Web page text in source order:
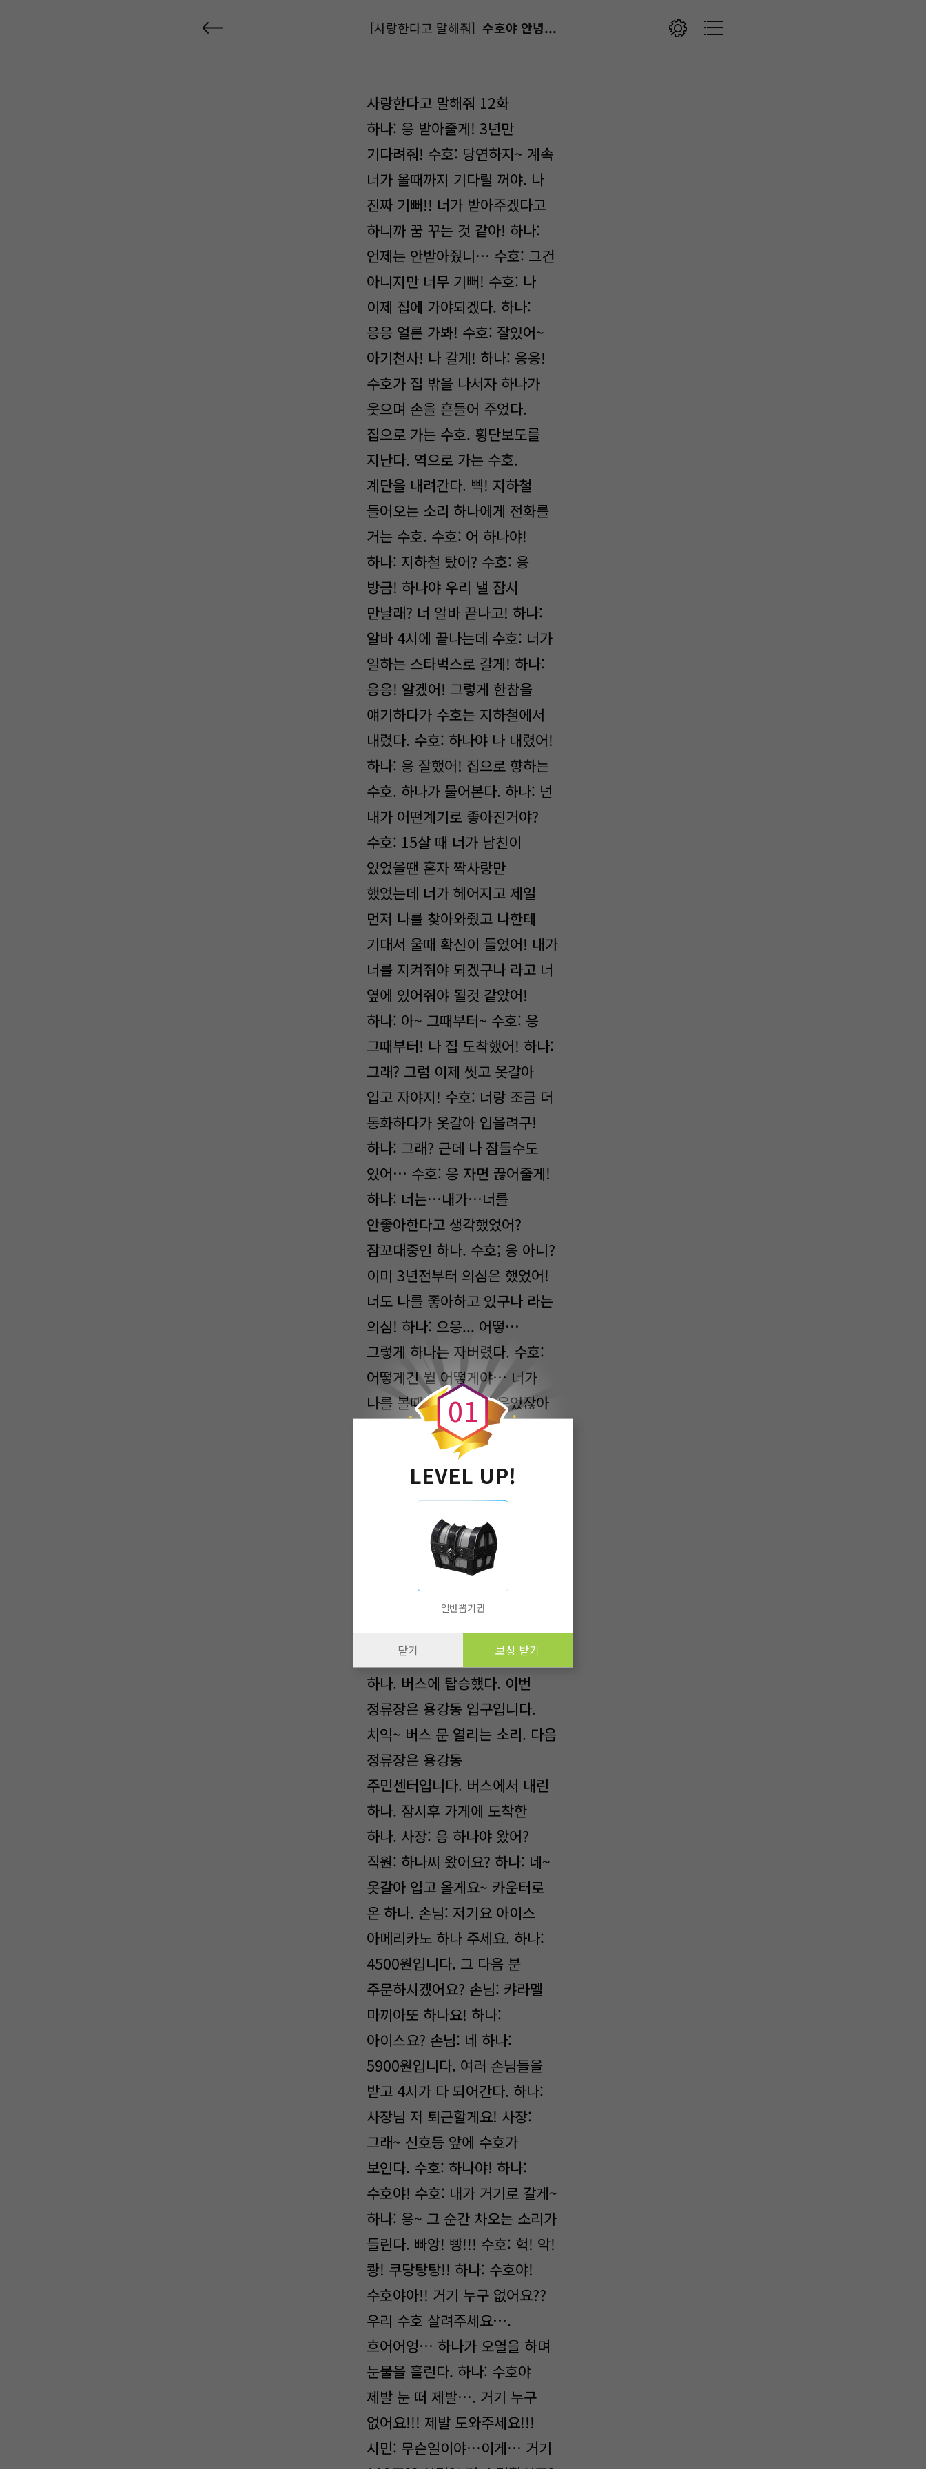
[사랑한다고 말해줘] 수호야 안녕...
사랑한다고 말해줘 12화
하나: 응 받아줄게! 3년만
기다려줘! 수호: 당연하지~ 계속
너가 올때까지 기다릴 꺼야. 나
진짜 기뻐!! 너가 받아주겠다고
하니까 꿈 꾸는 것 같아! 하나:
언제는 안받아줬니… 수호: 그건
아니지만 너무 기뻐! 수호: 나
이제 집에 가야되겠다. 하나:
응응 얼른 가봐! 수호: 잘있어~
아기천사! 나 갈게! 하나: 응응!
수호가 집 밖을 나서자 하나가
웃으며 손을 흔들어 주었다.
집으로 가는 수호. 횡단보도를
지난다. 역으로 가는 수호.
계단을 내려간다. 삑! 지하철
들어오는 소리 하나에게 전화를
거는 수호. 수호: 어 하나야!
하나: 지하철 탔어? 수호: 응
방금! 하나야 우리 낼 잠시
만날래? 너 알바 끝나고! 하나:
알바 4시에 끝나는데 수호: 너가
일하는 스타벅스로 갈게! 하나:
응응! 알겠어! 그렇게 한참을
얘기하다가 수호는 지하철에서
내렸다. 수호: 하나야 나 내렸어!
하나: 응 잘했어! 집으로 향하는
수호. 하나가 물어본다. 하나: 넌
내가 어떤계기로 좋아진거야?
수호: 15살 때 너가 남친이
있었을땐 혼자 짝사랑만
했었는데 너가 헤어지고 제일
먼저 나를 찾아와줬고 나한테
기대서 울때 확신이 들었어! 내가
너를 지켜줘야 되겠구나 라고 너
옆에 있어줘야 될것 같았어!
하나: 아~ 그때부터~ 수호: 응
그때부터! 나 집 도착했어! 하나:
그래? 그럼 이제 씻고 옷갈아
입고 자야지! 수호: 너랑 조금 더
통화하다가 옷갈아 입을려구!
하나: 그래? 근데 나 잠들수도
있어… 수호: 응 자면 끊어줄게!
하나: 너는…내가…너를
안좋아한다고 생각했었어?
잠꼬대중인 하나. 수호; 응 아니?
이미 3년전부터 의심은 했었어!
너도 나를 좋아하고 있구나 라는
의심! 하나: 으응... 어떻…
그렇게 하나는 자버렸다. 수호:
어떻게긴 뭘 어떻게야… 너가
나를 볼때마다 그렇게 웃었잖아
바보야… 맨날 나를 몰래몰래
쳐다봤으면서… 내가 모를줄
알았니? 바보야… 잘자 아기천사
~ 수호가 그렇게 말하고 전화를
끊었다. 수호도 잠이 들었다.
다음날 아침 하나. 하나: 빨리
준비하고 가야겠다. 지금이
8시니까 옷만 갈아입으면 끝!
옷을 입고 집밖을 나선 하나.
잠시후 버스정류장에 도착한
하나. 버스에 탑승했다. 이번
정류장은 용강동 입구입니다.
치익~ 버스 문 열리는 소리. 다음
정류장은 용강동
주민센터입니다. 버스에서 내린
하나. 잠시후 가게에 도착한
하나. 사장: 응 하나야 왔어?
직원: 하나씨 왔어요? 하나: 네~
옷갈아 입고 올게요~ 카운터로
온 하나. 손님: 저기요 아이스
아메리카노 하나 주세요. 하나:
4500원입니다. 그 다음 분
주문하시겠어요? 손님: 캬라멜
마끼아또 하나요! 하나:
아이스요? 손님: 네 하나:
5900원입니다. 여러 손님들을
받고 4시가 다 되어간다. 하나:
사장님 저 퇴근할게요! 사장:
그래~ 신호등 앞에 수호가
보인다. 수호: 하나야! 하나:
수호야! 수호: 내가 거기로 갈게~
하나: 응~ 그 순간 차오는 소리가
들린다. 빠앙! 빵!!! 수호: 헉! 악!
쾅! 쿠당탕탕!! 하나: 수호야!
수호야아!! 거기 누구 없어요??
우리 수호 살려주세요….
흐어어엉… 하나가 오열을 하며
눈물을 흘린다. 하나: 수호야
제발 눈 떠 제발…. 거기 누구
없어요!!! 제발 도와주세요!!!
시민: 무슨일이야…이게… 거기
0
0
1
LEVEL UP!
일반뽑기권
닫기 보상 받기